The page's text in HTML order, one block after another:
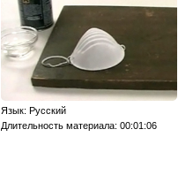
Язык: Русский
Длительность материала: 00:01:06